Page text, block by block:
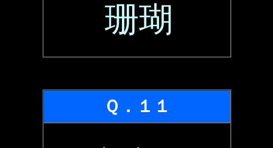
珊瑚
Ｑ．１１